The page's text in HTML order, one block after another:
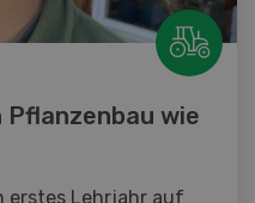
Pflanzenbau wie
erstes Lehrjahr auf